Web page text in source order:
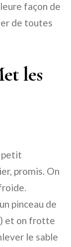
façon de
de toutes
les
petit
promis. On
pinceau de
et on frotte
le sable